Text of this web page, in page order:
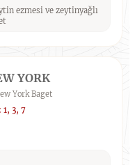
ezmesi ve zeytinyağlı
YORK
York Baget
3, 7